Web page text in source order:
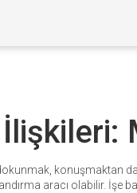
konuşmaktan
aracı olabilir. İşe